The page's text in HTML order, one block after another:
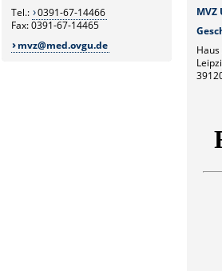
Tel.: 0391-67-14466
Fax: 0391-67-14465
mvz@med.ovgu.de
MVZ
Haus